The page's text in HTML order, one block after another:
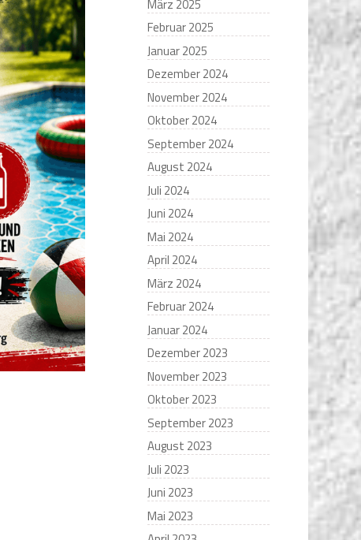
März 2025
Februar 2025
Januar 2025
Dezember 2024
November 2024
Oktober 2024
September 2024
August 2024
Juli 2024
Juni 2024
Mai 2024
April 2024
März 2024
Februar 2024
Januar 2024
Dezember 2023
November 2023
Oktober 2023
September 2023
August 2023
Juli 2023
Juni 2023
Mai 2023